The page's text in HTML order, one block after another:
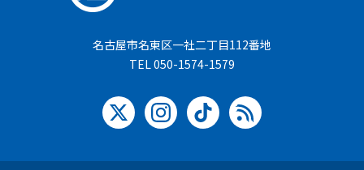
名古屋市名東区一社二丁目112番地
TEL 050-1574-1579